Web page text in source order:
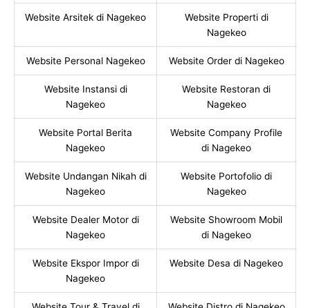
Website Arsitek di Nagekeo
Website Properti di
Nagekeo
Website Personal Nagekeo Website Order di Nagekeo
Website Instansi di
Nagekeo
Website Restoran di
Nagekeo
Website Portal Berita
Nagekeo
Website Company Profile
di Nagekeo
Website Undangan Nikah di
Nagekeo
Website Portofolio di
Nagekeo
Website Dealer Motor di
Nagekeo
Website Showroom Mobil
di Nagekeo
Website Ekspor Impor di
Nagekeo
Website Desa di Nagekeo